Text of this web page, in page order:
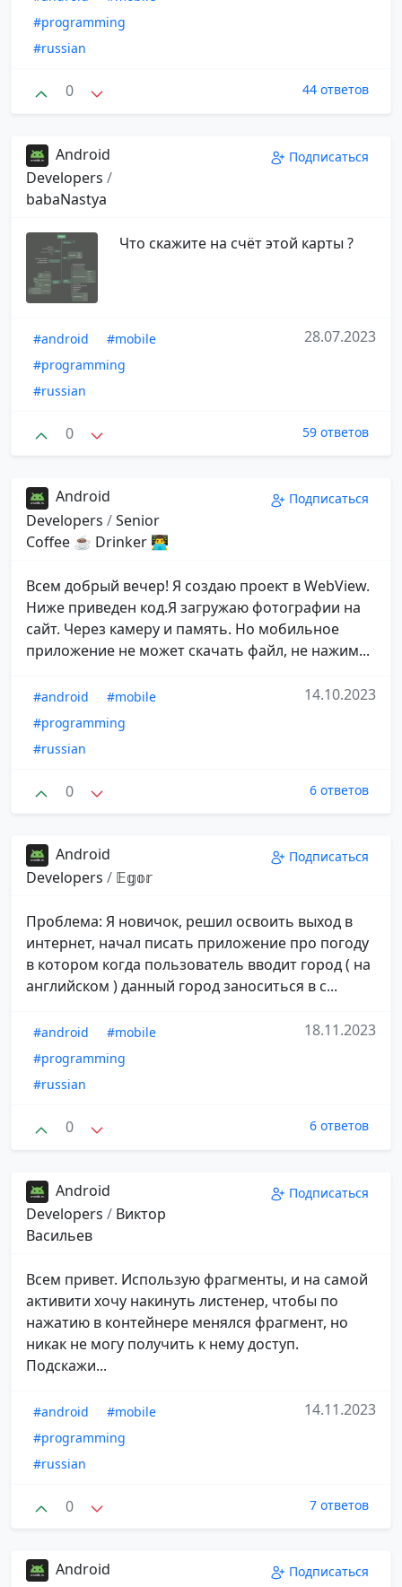
#programming
#russian
0 44 ответов
Android
Developers /
babaNastya
Подписаться
Что скажите на счёт этой карты ?
#android
#mobile
#programming
#russian
28.07.2023
0 59 ответов
Android
Developers /Senior
Coffee ☕️ Drinker 👨‍💻
Подписаться
Всем добрый вечер! Я создаю проект в WebView.
Ниже приведен код.Я загружаю фотографии на
сайт. Через камеру и память. Но мобильное
приложение не может скачать файл, не нажим...
#android
#mobile
#programming
#russian
14.10.2023
0 6 ответов
Android
Developers / 𝔼𝕘𝕠𝕣
Подписаться
Проблема: Я новичок, решил освоить выход в
интернет, начал писать приложение про погоду
в котором когда пользователь вводит город ( на
английском ) данный город заноситься в с...
#android
#mobile
#programming
#russian
18.11.2023
0 6 ответов
Android
Developers / Виктор
Васильев
Подписаться
Всем привет. Использую фрагменты, и на самой
активити хочу накинуть листенер, чтобы по
нажатию в контейнере менялся фрагмент, но
никак не могу получить к нему доступ.
Подскажи...
#android
#mobile
#programming
#russian
14.11.2023
0 7 ответов
Android
Подписаться